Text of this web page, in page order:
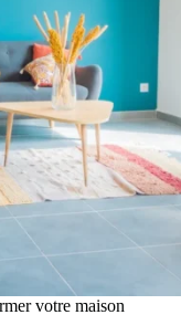
votre maison